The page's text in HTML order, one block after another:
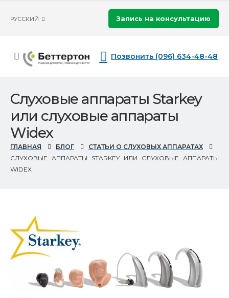
РУССКИЙ Запись на консультацию
Позвонить (096) 634-48-48
Слуховые аппараты Starkey
или слуховые аппараты
Widex
ГЛАВНАЯ БЛОГ
СТАТЬИ О СЛУХОВЫХ АППАРАТАХ
СЛУХОВЫЕ АППАРАТЫ STARKEY ИЛИ СЛУХОВЫЕ АППАРАТЫ
WIDEX